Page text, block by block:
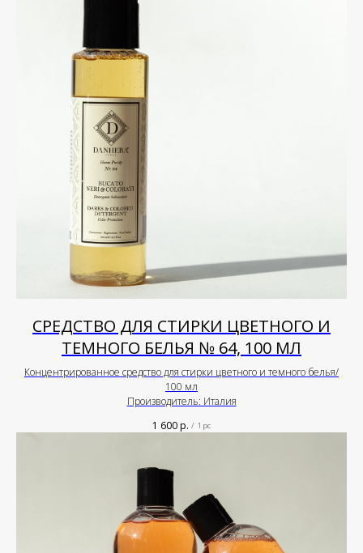
СРЕДСТВО ДЛЯ СТИРКИ ЦВЕТНОГО И
ТЕМНОГО БЕЛЬЯ № 64, 100 МЛ
Концентрированное средство для стирки цветного и темного белья/
100 мл
Производитель: Италия
1 600р. / 1 pc